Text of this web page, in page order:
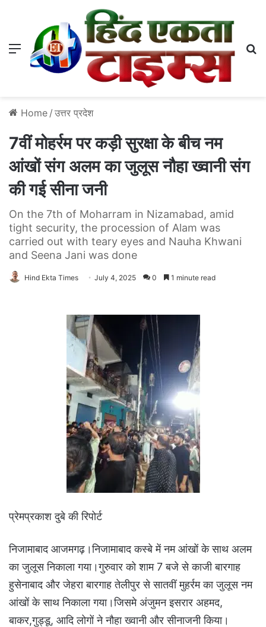
Menu
Home / उत्तर प्रदेश
7वीं मोहर्रम पर कड़ी सुरक्षा के बीच नम
आंखों संग अलम का जुलूस नौहा ख्वानी संग
की गई सीना जनी
On the 7th of Moharram in Nizamabad, amid
tight security, the procession of Alam was
carried out with teary eyes and Nauha Khwani
and Seena Jani was done
Hind Ekta Times July 4, 2025 0 1 minute read
प्रेमप्रकाश दुबे की रिपोर्ट
निजामाबाद आजमगढ़।निजामाबाद कस्बे में नम आंखों के साथ अलम
का जुलूस निकाला गया।गुरुवार को शाम 7 बजे से काजी बारगाह
हुसेनाबाद और जेहरा बारगाह तेलीपुर से सातवीं मुहर्रम का जुलूस नम
आंखों के साथ निकाला गया।जिसमे अंजुमन इसरार अहमद,
बाकर,गुड्डू, आदि लोगों ने नौहा ख्वानी और सीनाजनी किया।